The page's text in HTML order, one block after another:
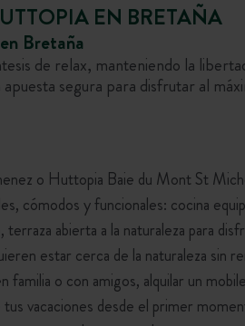
EN BRETAÑA
Bretaña
de relax, manteniendo la
segura para disfrutar al
o Huttopia Baie du Mont St
cómodos y funcionales: cocina
terraza abierta a la naturaleza para
estar cerca de la naturaleza sin
familia o con amigos, alquilar un
vacaciones desde el primer